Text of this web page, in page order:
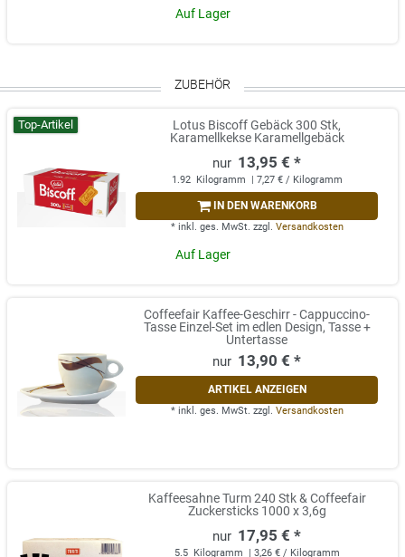
Auf Lager
ZUBEHÖR
Top-Artikel
Lotus Biscoff Gebäck 300 Stk,
Karamellkekse Karamellgebäck
13,95 € *
1.92 Kilogramm | 7,27 € / Kilogramm
IN DEN WARENKORB
* inkl. ges. MwSt. zzgl. Versandkosten
Auf Lager
Coffeefair Kaffee-Geschirr - Cappuccino-
Tasse Einzel-Set im edlen Design, Tasse +
Untertasse
13,90 € *
ARTIKEL ANZEIGEN
* inkl. ges. MwSt. zzgl. Versandkosten
Kaffeesahne Turm 240 Stk & Coffeefair
Zuckersticks 1000 x 3,6g
17,95 € *
5.5 Kilogramm | 3,26 € / Kilogramm